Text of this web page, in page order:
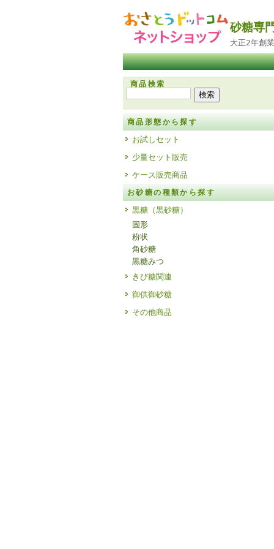
砂糖専
大正2年創
商品検索
商品形態から探す
お試しセット
少量セット販売
ケース販売商品
お砂糖の種類から探す
黒糖（黒砂糖）
固形
粉状
角砂糖
黒糖みつ
きび糖関連
御供御砂糖
その他商品